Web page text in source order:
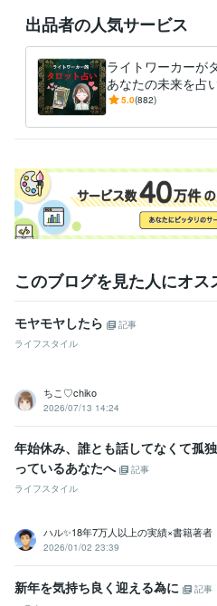
職歴
カウンセリング・コーチング
音楽家 1979年3月 ~ 現在
ビジネスプロモーター 2014年8月 ~
フォロワー様500人超え、ありがと
え、ありがとうございます！ フォロ
ざいます！ お陰様で販売実績30に
す！ おかげさまでプラチナランク
ます お陰様で販売実績50になりま
資格・検定
メンタル心理カウンセラー
日商簿記検定2級
Wix:10年JIMDO:3年
Word:25年Canva:3年
Oracle NetSuite:6年ChatGPT:0年
得意分野
悩み相談・カウンセリング
■仕事
タロット・オラクルカード占い
学習指導・資格・キャリア相談
■ラ
時間の棚卸
ジャーナリング あがり症
出品者の人気サービス
ライトワーカーが
あなたの未来を占
愛・人間関係・お
5.0(882)
このブログを見た人にオス
モヤモヤしたら
記事
ライフスタイル
ちこ♡chiko
2026/07/13 14:24
年始休み、誰とも話してなくて孤
っているあなたへ
記事
ライフスタイル
ハル✨18年7万人以上の実績×書籍著者
2026/01/02 23:39
新年を気持ち良く迎える為に
記事